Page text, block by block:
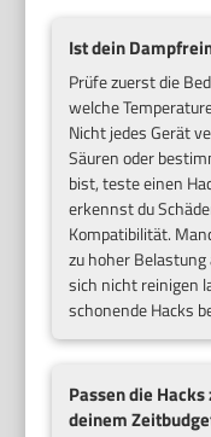
Ist dein
Prüfe zuerst die
welche
Nicht jedes Gerät
Säuren oder
bist, teste einen
erkennst du
Kompatibilität.
zu hoher
sich nicht reinigen
schonende Hacks
Passen die
deinem